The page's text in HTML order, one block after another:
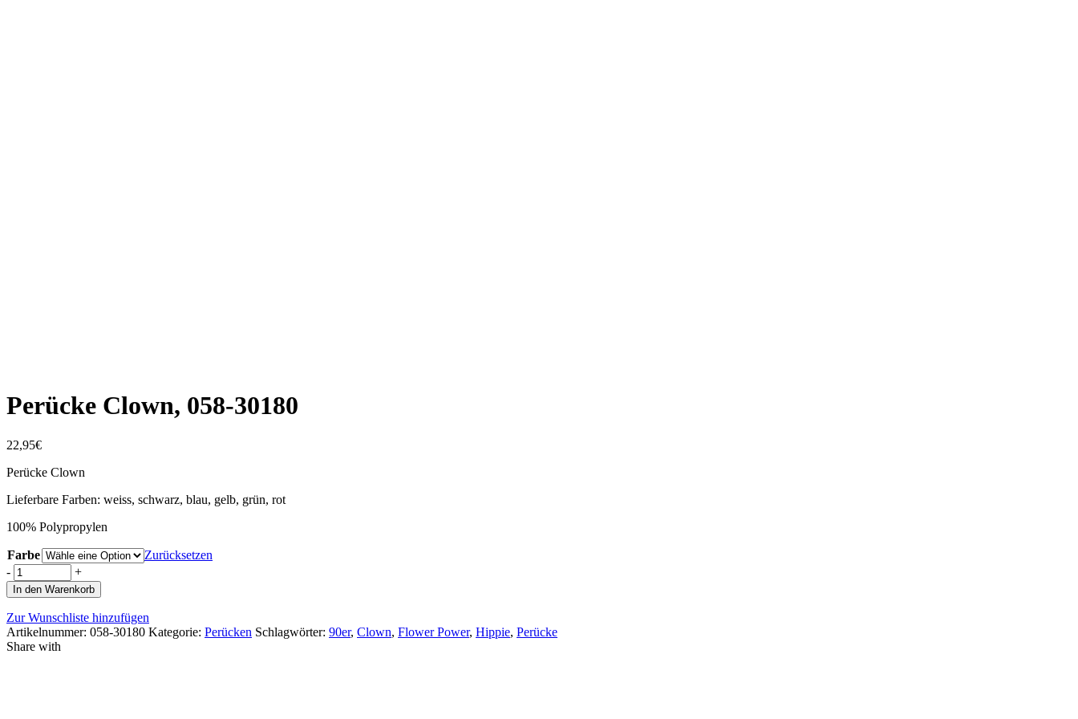
Perücke Clown, 058-30180
22,95€
Perücke Clown
Lieferbare Farben: weiss, schwarz, blau, gelb, grün, rot
100% Polypropylen
Farbe
Zurücksetzen
-
+
In den Warenkorb
Zur Wunschliste hinzufügen
Artikelnummer: 058-30180 Kategorie: Perücken Schlagwörter: 90er, Clown, Flower Power, Hippie, Perücke
Share with